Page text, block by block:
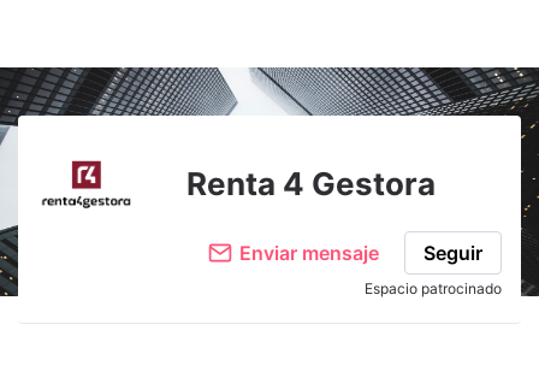
Adjuntar imagen Comentar
Renta 4 Gestora
Enviar mensaje Seguir
Espacio patrocinado